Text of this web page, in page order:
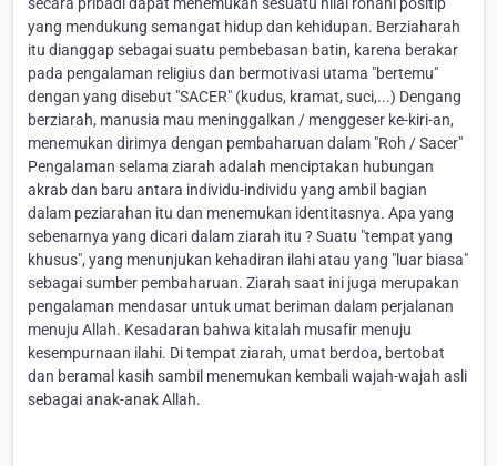
yang mendukung semangat hidup dan kehidupan. Berziaharah
itu dianggap sebagai suatu pembebasan batin, karena berakar
pada pengalaman religius dan bermotivasi utama "bertemu"
dengan yang disebut "SACER" (kudus, kramat, suci,...) Dengang
berziarah, manusia mau meninggalkan / menggeser ke-kiri-an,
menemukan dirimya dengan pembaharuan dalam "Roh / Sacer"
Pengalaman selama ziarah adalah menciptakan hubungan
akrab dan baru antara individu-individu yang ambil bagian
dalam peziarahan itu dan menemukan identitasnya. Apa yang
sebenarnya yang dicari dalam ziarah itu ? Suatu "tempat yang
khusus", yang menunjukan kehadiran ilahi atau yang "luar biasa"
sebagai sumber pembaharuan. Ziarah saat ini juga merupakan
pengalaman mendasar untuk umat beriman dalam perjalanan
menuju Allah. Kesadaran bahwa kitalah musafir menuju
kesempurnaan ilahi. Di tempat ziarah, umat berdoa, bertobat
dan beramal kasih sambil menemukan kembali wajah-wajah asli
sebagai anak-anak Allah.